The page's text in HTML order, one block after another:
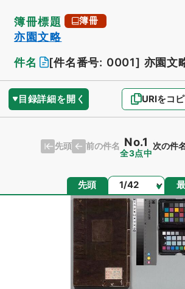
簿冊標題 簿冊
亦園文略
件名
[件名番号: 0001] 亦園文
目録詳細を開く URIをコ
先頭 前の件名 No.1
全3点中
次の件
先頭 ページ